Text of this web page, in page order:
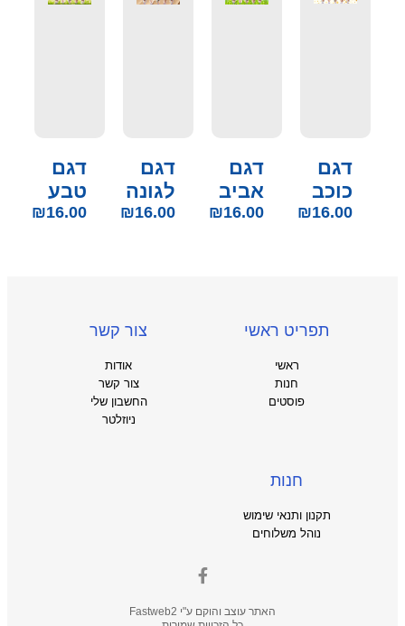
דגם
כוכב
₪16.00
דגם
אביב
₪16.00
דגם
לגונה
₪16.00
דגם
טבע
₪16.00
תפריט ראשי
ראשי
חנות
פוסטים
צור קשר
אודות
צור קשר
החשבון שלי
ניוזלטר
חנות
תקנון ותנאי שימוש
נוהל משלוחים
האתר עוצב והוקם ע"י Fastweb2